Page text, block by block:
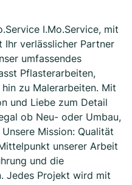
I.Mo.Service, mit
Ihr verlässlicher Partner
umfassendes
Pflasterarbeiten,
zu Malerarbeiten. Mit
und Liebe zum Detail
ob Neu- oder Umbau,
Mission: Qualität
unserer Arbeit
und die
Jedes Projekt wird mit